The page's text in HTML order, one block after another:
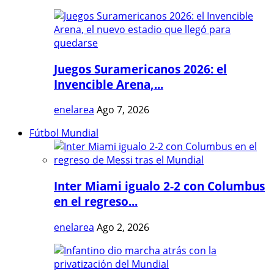
Juegos Suramericanos 2026: el
Invencible Arena,...
enelarea Ago 7, 2026
Fútbol Mundial
Inter Miami igualo 2-2 con Columbus
en el regreso...
enelarea Ago 2, 2026